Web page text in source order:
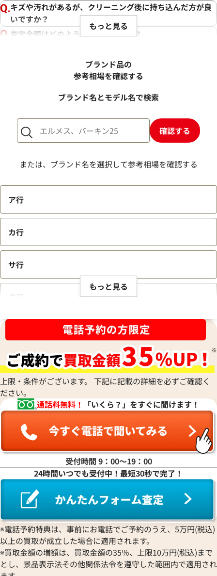
キズや汚れがあるが、クリーニング後に持ち込んだ方が良
いですか？
査定金額はどのように決まりますか？
売却するか悩んでいるのですが、査定だけお願いできます
1点からでも査定できますか？
もっと見る
ブランド品の
参考相場を確認する
ブランド名とモデル名で検索
確認する
または、ブランド名を選択して参考相場を確認する
ア行
カ行
サ行
タ行
ハ行
マ行
ヤ行
ワ行
もっと見る
上限・条件がございます。 下記に記載の詳細を必ずご確認く
ださい。
通話料無料！
「いくら？」をすぐに聞けます！
受付時間 9：00〜19：00
24時間いつでも受付中！最短30秒で完了！
※電話予約特典は、事前にお電話でご予約のうえ、5万円(税込)
以上の買取が成立した場合に適用されます。
※買取金額の増額は、買取金額の35％、上限10万円(税込)まで
とし、景品表示法その他関係法令を遵守した範囲内で適用され